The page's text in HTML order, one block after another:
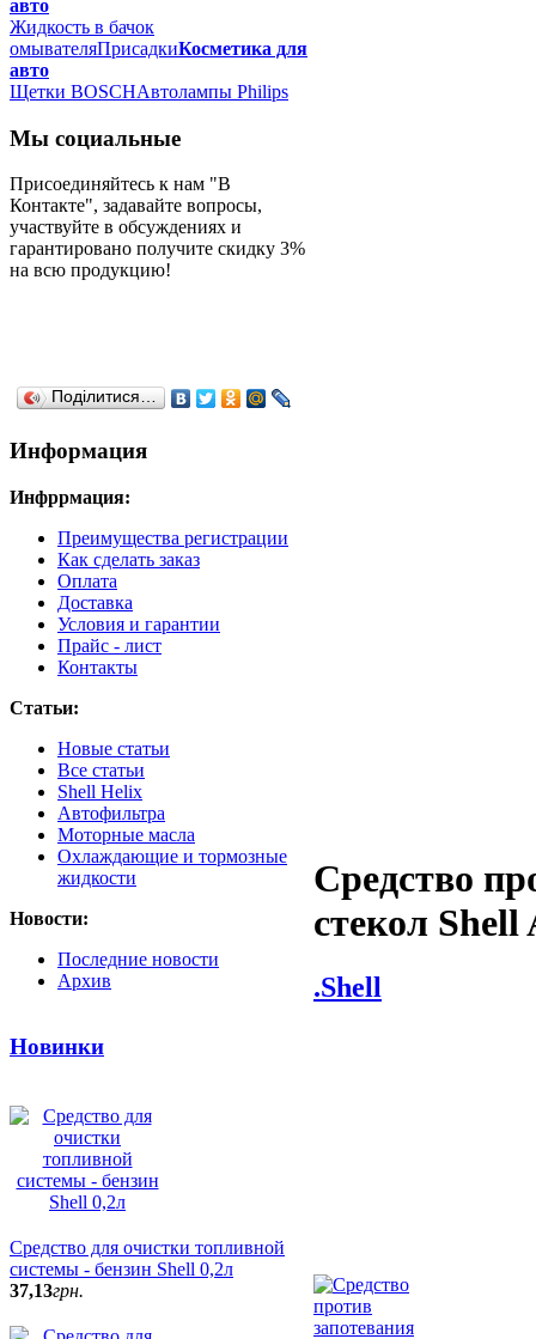
авто
Жидкость в бачок
омывателяПрисадкиКосметика для
авто
Щетки BOSCHАвтолампы Philips
Мы социальные
Присоединяйтесь к нам "В
Контакте", задавайте вопросы,
участвуйте в обсуждениях и
гарантировано получите скидку 3%
на всю продукцию!
Поділитися…
Информация
Инфррмация:
Преимущества регистрации
Как сделать заказ
Оплата
Доставка
Условия и гарантии
Прайс - лист
Контакты
Статьи:
Новые статьи
Все статьи
Shell Helix
Автофильтра
Моторные масла
Охлаждающие и тормозные
жидкости
Новости:
Последние новости
Архив
Новинки
Средство для очистки топливной
системы - бензин Shell 0,2л
37,13грн.
Средство
стекол
.Shell